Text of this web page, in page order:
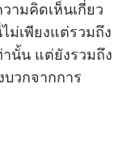
ามคิดเห็นเกี่ยว
ม่เพียงแต่รวมถึง
นั้น แต่ยังรวมถึง
บวกจากการ